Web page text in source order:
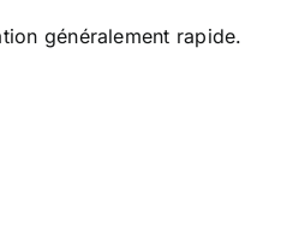
généralement rapide.